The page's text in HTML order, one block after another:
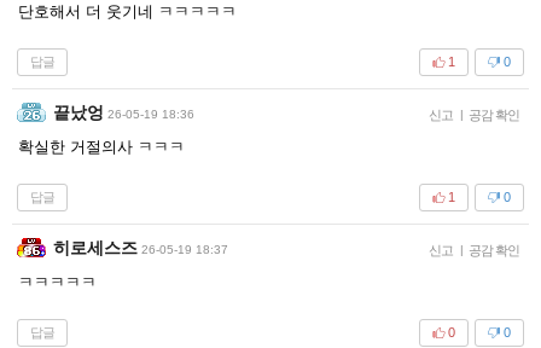
단호해서 더 웃기네 ㅋㅋㅋㅋㅋ
답글 0
1
끝났엉 26-05-19 18:36 신고 | 공감 확인
확실한 거절의사 ㅋㅋㅋ
답글 0
1
히로세스즈 26-05-19 18:37 신고 | 공감 확인
ㅋㅋㅋㅋㅋ
답글 0
0